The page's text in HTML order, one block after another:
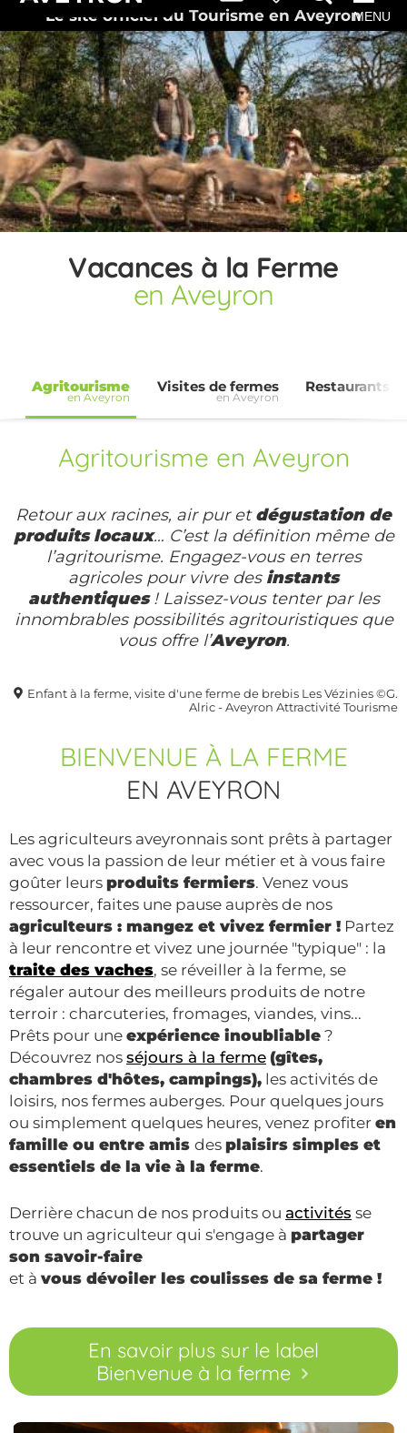
Le site officiel du Tourisme en AveyronMENU
Vacances à la Ferme
en Aveyron
Agritourisme
en Aveyron
Visites de fermes
en Aveyron
Restaurants
Agritourisme en Aveyron
Retour aux racines, air pur etdégustation de
produits locaux… C’est la définition même de
l’agritourisme. Engagez-vous en terres
agricoles pour vivre des instants
authentiques! Laissez-vous tenter par les
innombrables possibilités agritouristiques que
vous offre l’Aveyron.
Enfant à la ferme, visite d'une ferme de brebis Les Vézinies ©G.
Alric - Aveyron Attractivité Tourisme
BIENVENUE À LA FERME
EN AVEYRON
Les agriculteurs aveyronnais sont prêts à partager
avec vous la passion de leur métier et à vous faire
goûter leurs produits fermiers. Venez vous
ressourcer, faites une pause auprès de nos
agriculteurs : mangez et vivez fermier ! Partez
à leur rencontre et vivez une journée "typique" : la
traite des vaches, se réveiller à la ferme, se
régaler autour des meilleurs produits de notre
terroir : charcuteries, fromages, viandes, vins...
Prêts pour une expérience inoubliable ?
Découvrez nos séjours à la ferme (gîtes,
chambres d'hôtes, campings), les activités de
loisirs, nos fermes auberges. Pour quelques jours
ou simplement quelques heures, venez profiter en
famille ou entre amis des plaisirs simples et
essentiels de la vie à la ferme.
Derrière chacun de nos produits ou activités se
trouve un agriculteur qui s'engage à partager
son savoir-faire
et à vous dévoiler les coulisses de sa ferme !
En savoir plus sur le label
Bienvenue à la ferme